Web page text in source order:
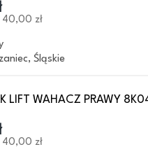
40,00 zł
, Śląskie
LIFT WAHACZ PRAWY
40,00 zł